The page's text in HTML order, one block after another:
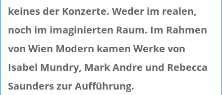
keines der Konzerte. Weder im realen,
noch im imaginierten Raum. Im Rahmen
von Wien Modern kamen Werke von
Isabel Mundry, Mark Andre und Rebecca
Saunders zur Aufführung.